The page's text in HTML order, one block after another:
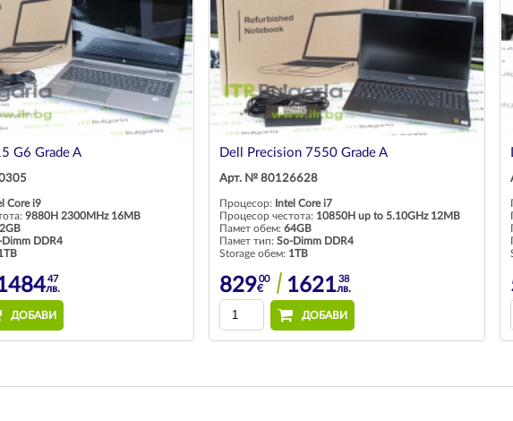
G6 Grade A
Core i9
9880H 2300MHz 16MB
Dimm DDR4
47
лв.
ДОБАВИ
Dell Precision 7550 Grade A
Арт. № 80126628
Процесор: Intel Core i7
Процесор честота: 10850H up to 5.10GHz 12MB
Памет обем: 64GB
Памет тип: So-Dimm DDR4
Storage обем: 1TB
82900
€ 162138
лв.
ДОБАВИ